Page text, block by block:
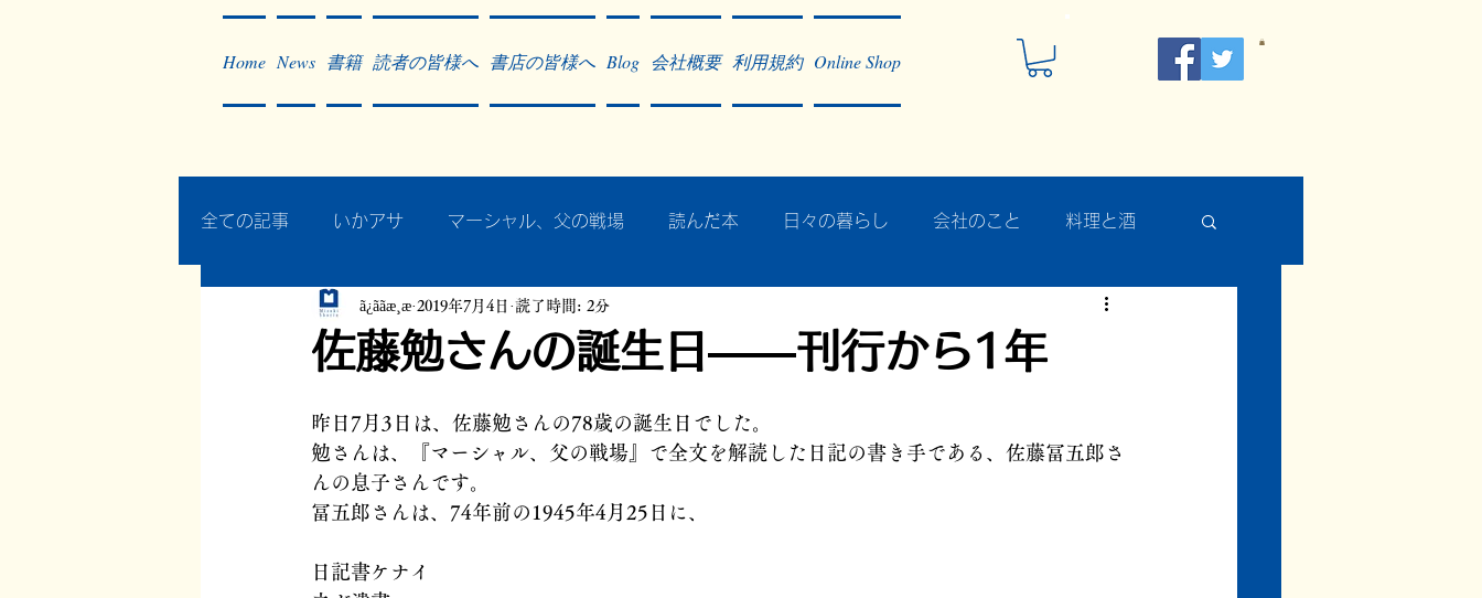
Home News 書籍 読者の皆様へ 書店の皆様へ Blog 会社概要 利用規約 Online Shop
全ての記事 いかアサ マーシャル、父の戦場 読んだ本 日々の暮らし 会社のこと 料理と酒
秘蔵写真200枚でたどるアジア・太平洋戦争
佐藤勉さんの誕生日――刊行から1年
ã¿ããæ¸æ 2019年7月4日 読了時間: 2分
昨日7月3日は、佐藤勉さんの78歳の誕生日でした。
勉さんは、『マーシャル、父の戦場』で全文を解読した日記の書き手である、佐藤冨五郎さ
んの息子さんです。
冨五郎さんは、74年前の1945年4月25日に、
日記書ケナイ